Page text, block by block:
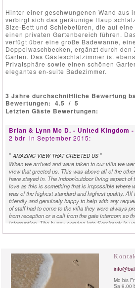
Hinter einer geschwungenen Wand aus
verbirgt sich das geräumige
Size-Bett und Schiebetüren, die auf
einen privaten Gartenbereich führen.
verfügt über eine große Badewanne,
Doppelwaschbecken, ergänzt durch den
Garten. Das Gästeschlafzimmer ist
Privatsphäre sowie einen schönen
elegantes en-suite Badezimmer.
3 Jahre durchschnittliche Bewertung
Bewertungen: 4.5 / 5
Letzten Gäste Bewertungen:
Brian & Lynn Mc D. - United Kingdom -
2 bdr in September 2015:
" AMAZING VIEW THAT GREETED US "
When we arrived and were taken to our villa we
view that greeted us. This was above all of the
have stayed in. The indoor/outdoor living aspect
love as this is something that is impossible where
was of the highest standard and highest quality.
friendly and genuinely happy to help with any
of staff had to come to the villa they were always
from reception or a call from the gate intercom so
interruption. The buggy service into Seminyak is
Nigel S. - New Zealand -rentedVilla
January 2015:
LITTLE OASIS"
Mo bis
Sa 9.00